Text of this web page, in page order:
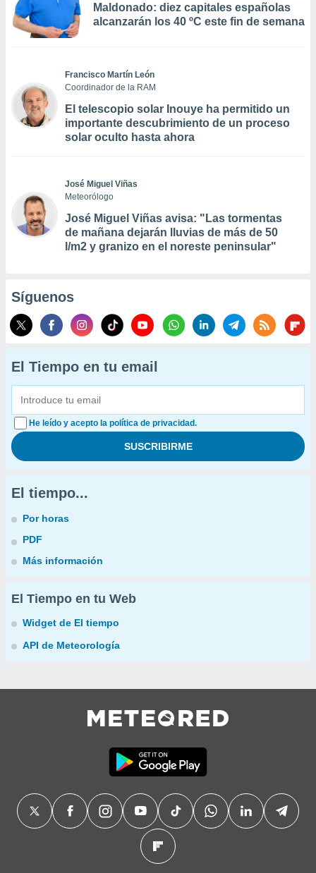
Maldonado: diez capitales españolas
alcanzarán los 40 ºC este fin de semana
Francisco Martín León
Coordinador de la RAM
El telescopio solar Inouye ha permitido un
importante descubrimiento de un proceso
solar oculto hasta ahora
José Miguel Viñas
Meteorólogo
José Miguel Viñas avisa: "Las tormentas
de mañana dejarán lluvias de más de 50
l/m2 y granizo en el noreste peninsular"
Síguenos
El Tiempo en tu email
He leído y acepto la política de privacidad.
El tiempo...
Por horas
PDF
Más información
El Tiempo en tu Web
Widget de El tiempo
API de Meteorología